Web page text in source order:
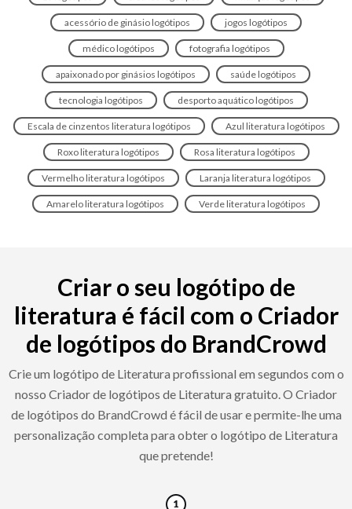
acessório de ginásio logótipos jogos logótipos
médico logótipos fotografia logótipos
apaixonado por ginásios logótipos saúde logótipos
tecnologia logótipos desporto aquático logótipos
Escala de cinzentos literatura logótipos Azul literatura logótipos
Roxo literatura logótipos Rosa literatura logótipos
Vermelho literatura logótipos Laranja literatura logótipos
Amarelo literatura logótipos Verde literatura logótipos
Criar o seu logótipo de
literatura é fácil com o Criador
de logótipos do BrandCrowd
Crie um logótipo de Literatura profissional em segundos com o
nosso Criador de logótipos de Literatura gratuito. O Criador
de logótipos do BrandCrowd é fácil de usar e permite-lhe uma
personalização completa para obter o logótipo de Literatura
que pretende!